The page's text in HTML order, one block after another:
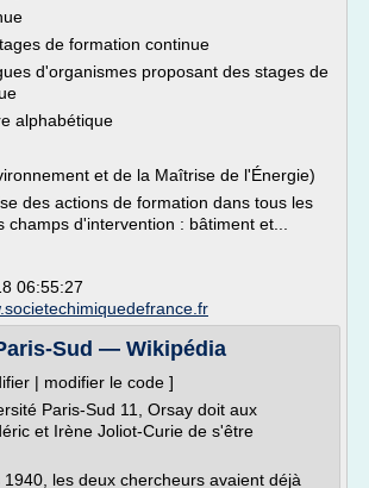
de formation continue
d'organismes proposant des stages de
alphabétique
et de la Maîtrise de l'Énergie)
des actions de formation dans tous les
champs d'intervention : bâtiment et...
06:55:27
Sud — Wikipédia
| modifier le code ]
Paris-Sud 11, Orsay doit aux
et Irène Joliot-Curie de s'être
1940, les deux chercheurs avaient déjà